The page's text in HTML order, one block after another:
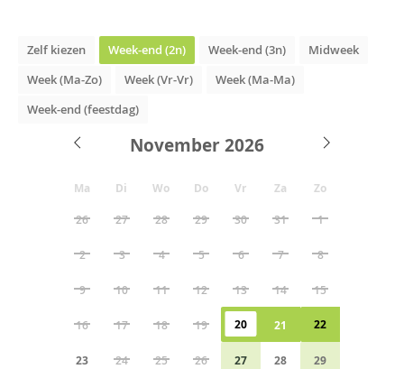
Zelf kiezen Week-end (2n) Week-end (3n)
Midweek
Week (Ma-Zo)
Week (Vr-Vr)
Week (Ma-Ma)
Week-end (feestdag)
November
Ma Di Wo Do Vr Za Zo
26 27 28 29 30 31 1
2 3 4 5 6 7 8
9 10 11 12 13 14 15
16 17 18 19 20 21 22
23 24 25 26 27 28 29